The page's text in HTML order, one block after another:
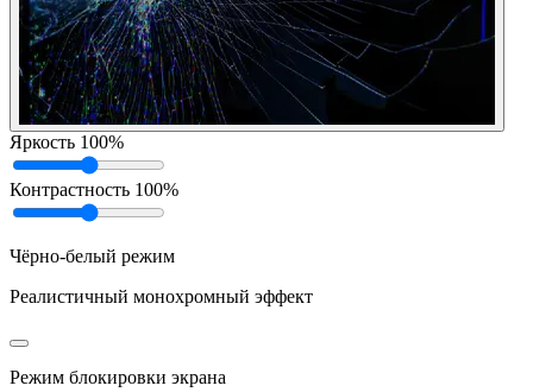
Яркость 100%
Контрастность 100%
Чёрно-белый режим
Реалистичный монохромный эффект
Режим блокировки экрана